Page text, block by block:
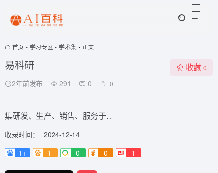
首页 • 学习专区 • 学术集 • 正文
易科研
2年前发布 291 0 0
收藏 0
集研发、生产、销售、服务于...
收录时间：
2024-12-14
1+
1- 0 0 1